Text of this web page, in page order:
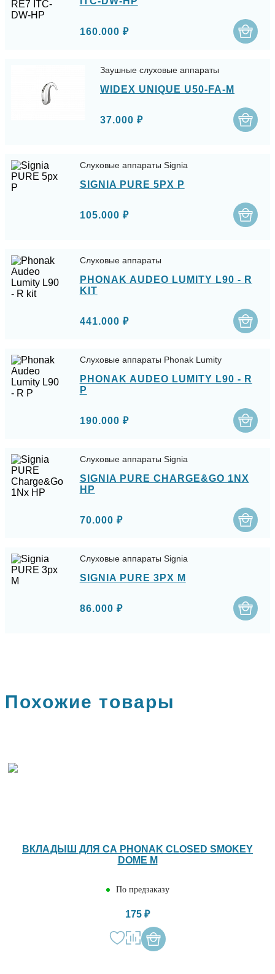
160.000 ₽
Заушные слуховые аппараты
WIDEX UNIQUE U50-FA-M
37.000 ₽
Слуховые аппараты Signia
SIGNIA PURE 5PX P
105.000 ₽
Слуховые аппараты
PHONAK AUDEO LUMITY L90 - R
KIT
441.000 ₽
Слуховые аппараты Phonak Lumity
PHONAK AUDEO LUMITY L90 - R
P
190.000 ₽
Слуховые аппараты Signia
SIGNIA PURE CHARGE&GO 1NX
HP
70.000 ₽
Слуховые аппараты Signia
SIGNIA PURE 3PX M
86.000 ₽
Похожие товары
ВКЛАДЫШ ДЛЯ СА PHONAK CLOSED SMOKEY
DOME M
По предзаказу
175 ₽